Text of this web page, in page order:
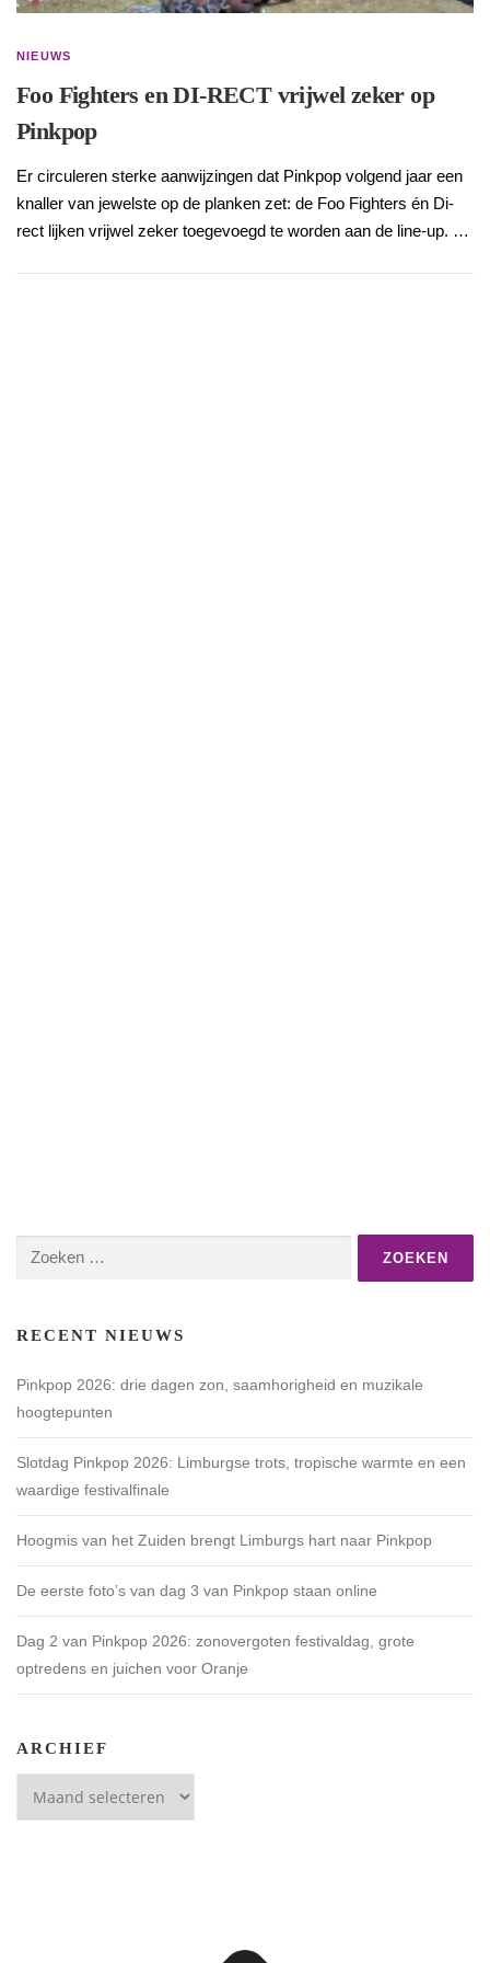
NIEUWS
Foo Fighters en DI-RECT vrijwel zeker op
Pinkpop
Er circuleren sterke aanwijzingen dat Pinkpop volgend jaar een
knaller van jewelste op de planken zet: de Foo Fighters én Di-
rect lijken vrijwel zeker toegevoegd te worden aan de line-up. …
Zoeken
RECENT NIEUWS
Pinkpop 2026: drie dagen zon, saamhorigheid en muzikale
hoogtepunten
Slotdag Pinkpop 2026: Limburgse trots, tropische warmte en een
waardige festivalfinale
Hoogmis van het Zuiden brengt Limburgs hart naar Pinkpop
De eerste foto’s van dag 3 van Pinkpop staan online
Dag 2 van Pinkpop 2026: zonovergoten festivaldag, grote
optredens en juichen voor Oranje
ARCHIEF